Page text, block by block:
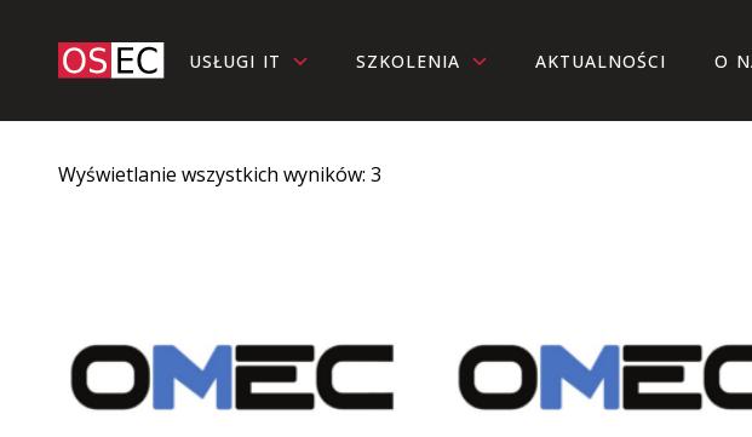
USŁUGI IT SZKOLENIA AKTUALNOŚCI O
Wyświetlanie wszystkich wyników: 3